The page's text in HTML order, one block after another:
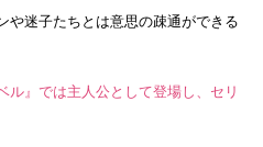
や迷子たちとは意思の疎通ができる
ル』では主人公として登場し、セリ